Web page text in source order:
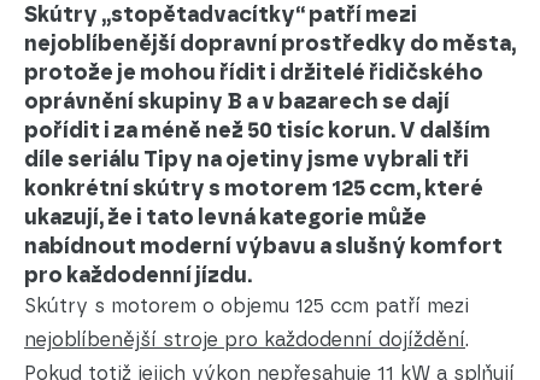
Skútry „stopětadvacítky“ patří mezi
nejoblíbenější dopravní prostředky do města,
protože je mohou řídit i držitelé řidičského
oprávnění skupiny B a v bazarech se dají
pořídit i za méně než 50 tisíc korun. V dalším
díle seriálu Tipy na ojetiny jsme vybrali tři
konkrétní skútry s motorem 125 ccm, které
ukazují, že i tato levná kategorie může
nabídnout moderní výbavu a slušný komfort
pro každodenní jízdu.
Skútry s motorem o objemu 125 ccm patří mezi
nejoblíbenější stroje pro každodenní dojíždění.
Pokud totiž jejich výkon nepřesahuje 11 kW a splňují